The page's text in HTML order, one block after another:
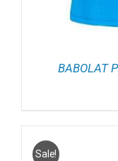
BABOLAT
Sale!